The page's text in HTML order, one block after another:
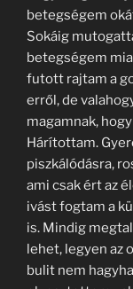
betegségem
Sokáig
betegségem
futott rajtam a
erről, de
magamnak,
Hárítottam.
piszkálódásra,
ami csak ért az
ivást fogtam a
is. Mindig
lehet, legyen az
bulit nem